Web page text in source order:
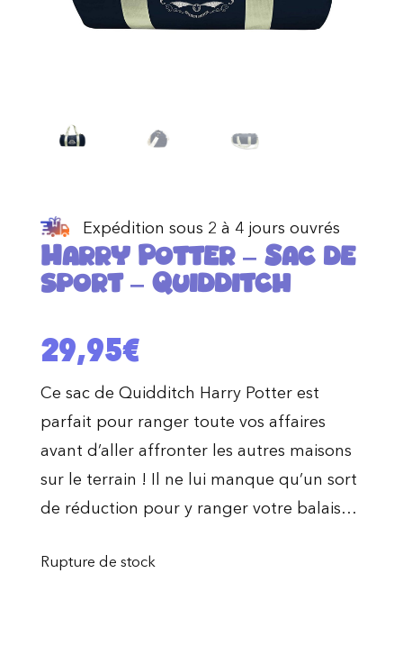
Expédition sous 2 à 4 jours ouvrés
Harry Potter – Sac de
sport – Quidditch
29,95€
Ce sac de Quidditch Harry Potter est
parfait pour ranger toute vos affaires
avant d’aller affronter les autres maisons
sur le terrain ! Il ne lui manque qu’un sort
de réduction pour y ranger votre balais…
Rupture de stock